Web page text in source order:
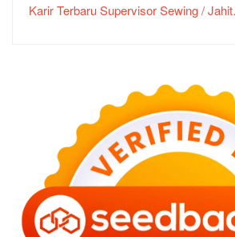
Karir Terbaru Supervisor Sewing /